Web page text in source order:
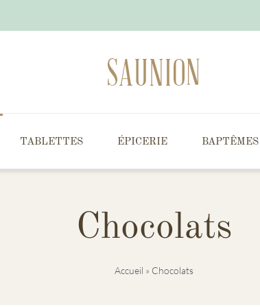
TABLETTES ÉPICERIE BAPTÊMES
Chocolats
Accueil » Chocolats